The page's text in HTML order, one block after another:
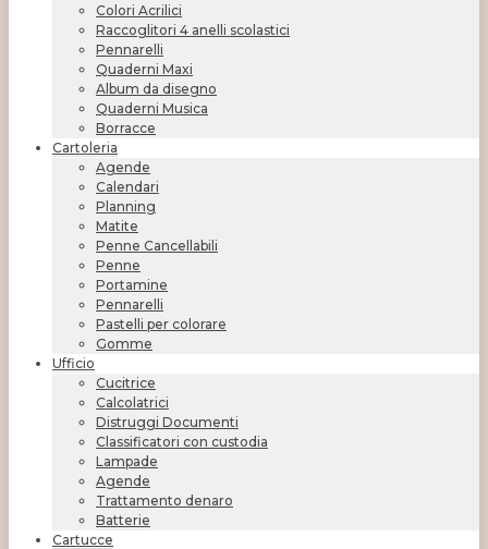
Colori Acrilici
Raccoglitori 4 anelli scolastici
Pennarelli
Quaderni Maxi
Album da disegno
Quaderni Musica
Borracce
Cartoleria
Agende
Calendari
Planning
Matite
Penne Cancellabili
Penne
Portamine
Pennarelli
Pastelli per colorare
Gomme
Ufficio
Cucitrice
Calcolatrici
Distruggi Documenti
Classificatori con custodia
Lampade
Agende
Trattamento denaro
Batterie
Cartucce